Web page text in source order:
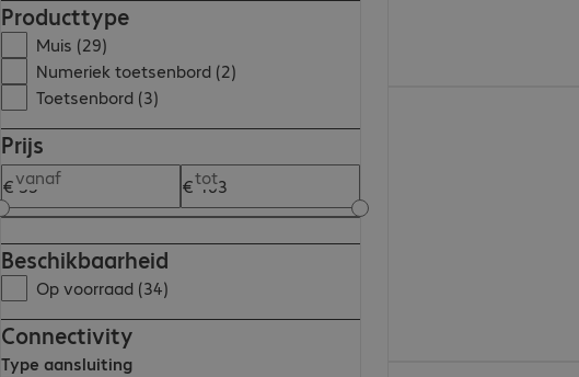
Producttype
Muis (29)
Numeriek toetsenbord (2)
Toetsenbord (3)
Prijs
vanaf tot
Beschikbaarheid
Op voorraad (34)
Connectivity
Type aansluiting